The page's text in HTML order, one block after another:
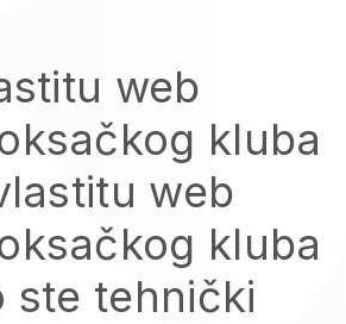
web
kluba
web
kluba
ste tehnički